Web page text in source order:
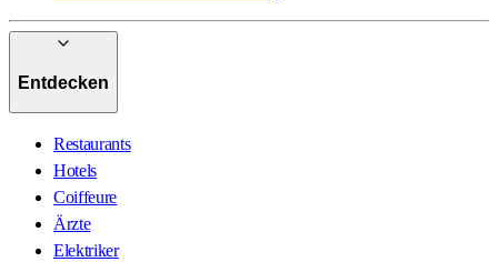
Entdecken
Restaurants
Hotels
Coiffeure
Ärzte
Elektriker